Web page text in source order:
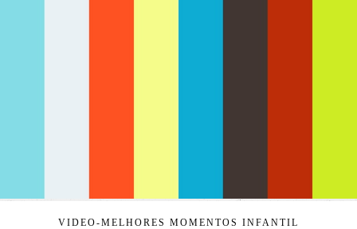
VIDEO-MELHORES MOMENTOS INFANTIL